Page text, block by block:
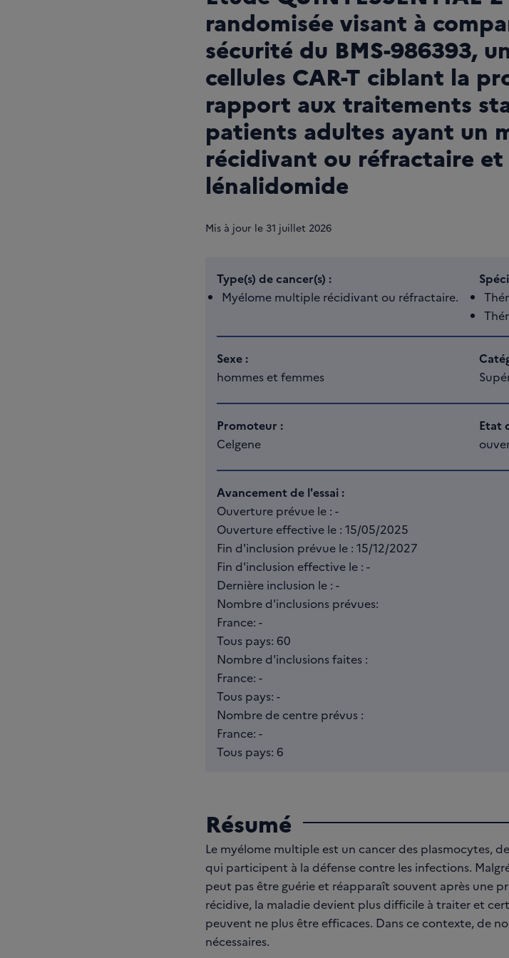
randomisée visant à
sécurité du BMS-986393,
cellules CAR-T ciblant la
rapport aux traitements
patients adultes ayant un
récidivant ou réfractaire
lénalidomide
Mis à jour le 31 juillet 2026
Type(s) de cancer(s) :
Myélome multiple récidivant ou réfractaire.
Sexe :
hommes et femmes
Promoteur :
Celgene
Etat
Avancement de l'essai :
Ouverture prévue le : -
Ouverture effective le : 15/05/2025
Fin d'inclusion prévue le : 15/12/2027
Fin d'inclusion effective le : -
Dernière inclusion le : -
Nombre d'inclusions prévues:
France: -
Tous pays: 60
Nombre d'inclusions faites :
France: -
Tous pays: -
Nombre de centre prévus :
France: -
Tous pays: 6
Résumé
Le myélome multiple est un cancer des plasmocytes,
qui participent à la défense contre les infections.
peut pas être guérie et réapparaît souvent après une
récidive, la maladie devient plus difficile à traiter et
peuvent ne plus être efficaces. Dans ce contexte, de
nécessaires.